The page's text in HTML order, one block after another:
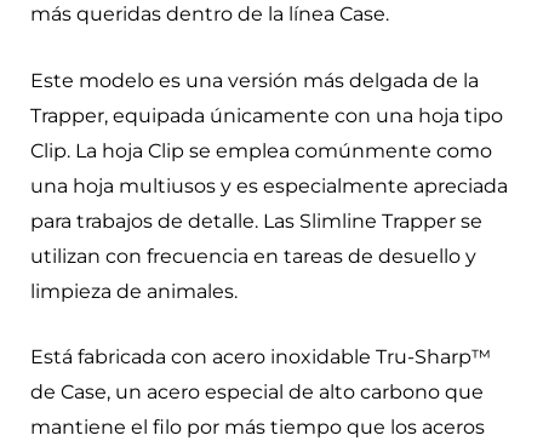
más queridas dentro de la línea Case.
Este modelo es una versión más delgada de la
Trapper, equipada únicamente con una hoja tipo
Clip. La hoja Clip se emplea comúnmente como
una hoja multiusos y es especialmente apreciada
para trabajos de detalle. Las Slimline Trapper se
utilizan con frecuencia en tareas de desuello y
limpieza de animales.
Está fabricada con acero inoxidable Tru-Sharp™
de Case, un acero especial de alto carbono que
mantiene el filo por más tiempo que los aceros